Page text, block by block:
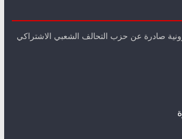
صادرة عن حزب التحالف الشعبي الاشتراكي